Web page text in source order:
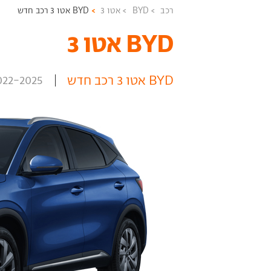
רכב BYD אטו 3 BYD אטו 3 רכב חדש
BYD אטו 3 ‏
BYD אטו 3 רכב חדש 2025